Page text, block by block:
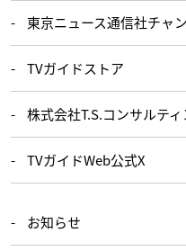
東京ニュース通信社チャ
TVガイドストア
株式会社T.S.コンサルテ
TVガイドWeb公式X
お知らせ